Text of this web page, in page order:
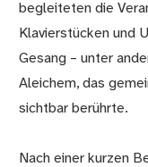
begleiteten die
Klavierstücken und
Gesang – unter
Aleichem, das
sichtbar berührte.
Nach einer kurzen